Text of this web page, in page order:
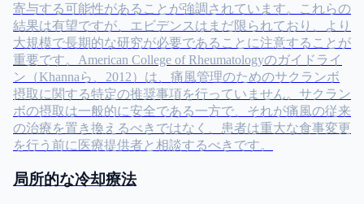
寄与する可能性があることが強調されています。これらの
結果は有望ですが、エビデンスはまだ限られており、より
大規模で長期的な研究が必要であることに注意することが
重要です。American College of Rheumatologyのガイドライ
ン（Khannaら、2012）は、痛風管理のためのサクランボ
摂取に関する特定の推奨事項を行っていません。サクラン
ボの摂取は一般的に安全である一方で、それが痛風の従来
の治療を置き換えるべきではなく、患者は重大な食事変更
を行う前に医療提供者と相談するべきです。
局所的な冷却療法